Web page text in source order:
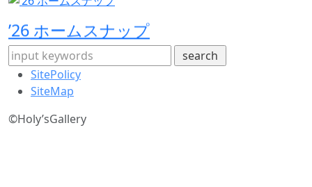
’26 ホームスナップ
SitePolicy
SiteMap
©Holy’sGallery